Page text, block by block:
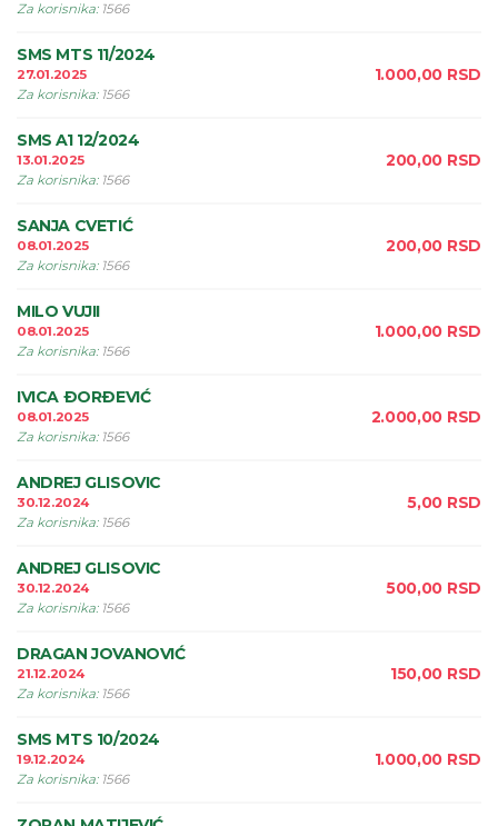
Za korisnika: 1566
SMS MTS 11/2024
27.01.2025
Za korisnika: 1566
1.000,00 RSD
SMS A1 12/2024
13.01.2025
Za korisnika: 1566
200,00 RSD
SANJA CVETIĆ
08.01.2025
Za korisnika: 1566
200,00 RSD
MILO VUJII
08.01.2025
Za korisnika: 1566
1.000,00 RSD
IVICA ÐORÐEVIĆ
08.01.2025
Za korisnika: 1566
2.000,00 RSD
ANDREJ GLISOVIC
30.12.2024
Za korisnika: 1566
5,00 RSD
ANDREJ GLISOVIC
30.12.2024
Za korisnika: 1566
500,00 RSD
DRAGAN JOVANOVIĆ
21.12.2024
Za korisnika: 1566
150,00 RSD
SMS MTS 10/2024
19.12.2024
Za korisnika: 1566
1.000,00 RSD